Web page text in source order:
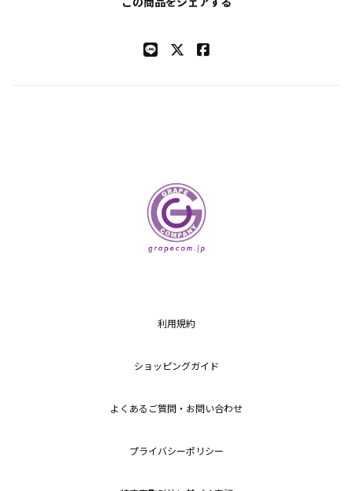
利用規約
ショッピングガイド
よくあるご質問・お問い合わせ
プライバシーポリシー